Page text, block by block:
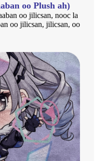
oo Plush ah)
oo jilicsan, nooc la
oo jilicsan, jilicsan, oo